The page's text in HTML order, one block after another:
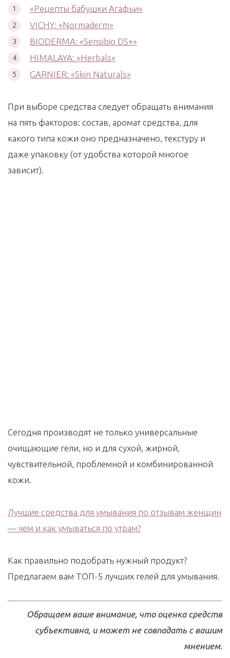
«Рецепты бабушки Агафьи»
VICHY: «Normaderm»
BIODERMA: «Sensibio DS+»
HIMALAYA: «Herbals»
GARNIER: «Skin Naturals»
При выборе средства следует обращать внимания
на пять факторов: состав, аромат средства, для
какого типа кожи оно предназначено, текстуру и
даже упаковку (от удобства которой многое
зависит).
Сегодня производят не только универсальные
очищающие гели, но и для сухой, жирной,
чувствительной, проблемной и комбинированной
кожи.
Лучшие средства для умывания по отзывам женщин
— чем и как умываться по утрам?
Как правильно подобрать нужный продукт?
Предлагаем вам ТОП-5 лучших гелей для умывания.
Обращаем ваше внимание, что оценка средств
субъективна, и может не совпадать с вашим
мнением.